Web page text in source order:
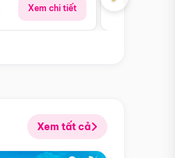
Xem chi tiết
Xem tất cả